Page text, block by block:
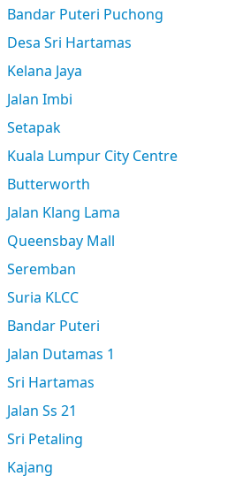
Bandar Puteri Puchong
Desa Sri Hartamas
Kelana Jaya
Jalan Imbi
Setapak
Kuala Lumpur City Centre
Butterworth
Jalan Klang Lama
Queensbay Mall
Seremban
Suria KLCC
Bandar Puteri
Jalan Dutamas 1
Sri Hartamas
Jalan Ss 21
Sri Petaling
Kajang